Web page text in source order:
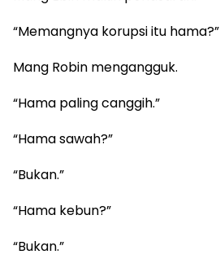
“Memangnya korupsi itu hama?”
Mang Robin mengangguk.
“Hama paling canggih.”
“Hama sawah?”
“Bukan.”
“Hama kebun?”
“Bukan.”